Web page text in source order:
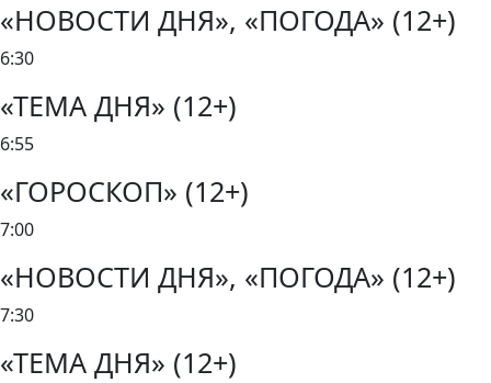
«НОВОСТИ ДНЯ», «ПОГОДА» (12+)
6:30
«ТЕМА ДНЯ» (12+)
6:55
«ГОРОСКОП» (12+)
7:00
«НОВОСТИ ДНЯ», «ПОГОДА» (12+)
7:30
«ТЕМА ДНЯ» (12+)